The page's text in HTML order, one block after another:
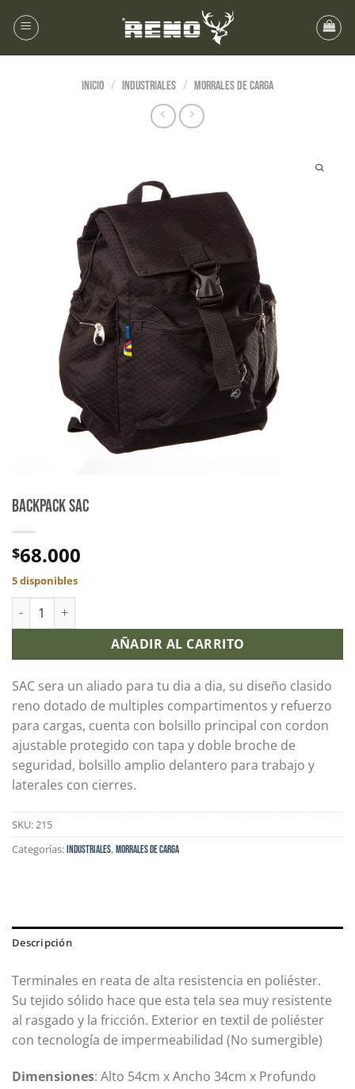
Inicio / Industriales / Morrales de Carga
BACKPACK SAC
$68.000
5 disponibles
AÑADIR AL CARRITO
SAC sera un aliado para tu dia a dia, su diseño clasido
reno dotado de multiples compartimentos y refuerzo
para cargas, cuenta con bolsillo principal con cordon
ajustable protegido con tapa y doble broche de
seguridad, bolsillo amplio delantero para trabajo y
laterales con cierres.
SKU: 215
Categorías:Industriales,Morrales de Carga
Descripción
Terminales en reata de alta resistencia en poliéster.
Su tejido sólido hace que esta tela sea muy resistente
al rasgado y la fricción. Exterior en textil de poliéster
con tecnología de impermeabilidad (No sumergible)
Dimensiones: Alto 54cm x Ancho 34cm x Profundo